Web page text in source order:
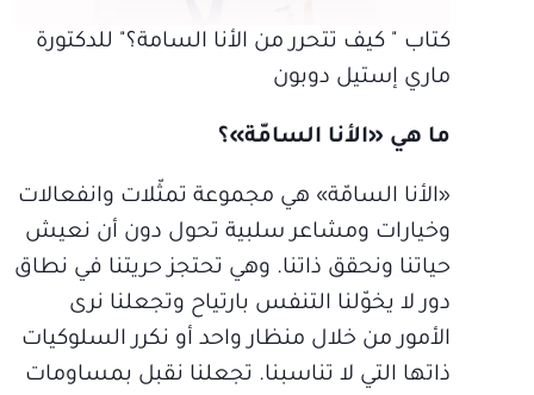
كتاب " كيف تتحرر من الأنا السامة؟" للدكتورة
ماري إستيل دوبون
ما هي «الأنا السامّة»؟
«الأنا السامّة» هي مجموعة تمثّلات وانفعالات
وخيارات ومشاعر سلبية تحول دون أن نعيش
حياتنا ونحقق ذاتنا. وهي تحتجز حريتنا في نطاق
دور لا يخوّلنا التنفس بارتياح وتجعلنا نرى
الأمور من خلال منظار واحد أو نكرر السلوكيات
ذاتها التي لا تناسبنا. تجعلنا نقبل بمساومات